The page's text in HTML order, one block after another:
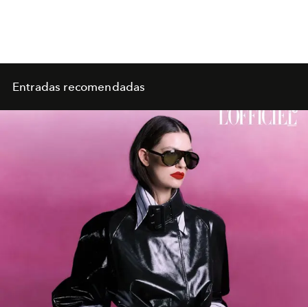
Entradas recomendadas